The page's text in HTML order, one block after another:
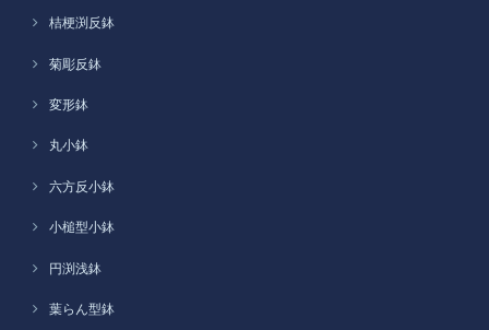
桔梗渕反鉢
菊彫反鉢
変形鉢
丸小鉢
六方反小鉢
小槌型小鉢
円渕浅鉢
葉らん型鉢